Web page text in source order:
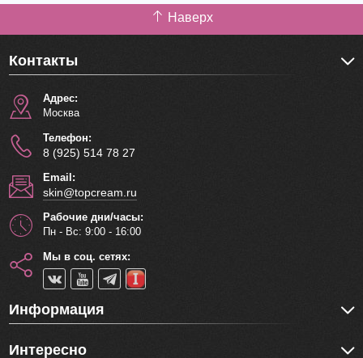
Наверх
Контакты
Адрес:
Москва
Телефон:
8 (925) 514 78 27
Email:
skin@topcream.ru
Рабочие дни/часы:
Пн - Вс: 9:00 - 16:00
Мы в соц. сетях:
Информация
Интересно